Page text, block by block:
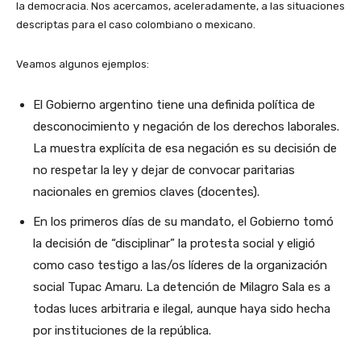
la democracia. Nos acercamos, aceleradamente, a las situaciones
descriptas para el caso colombiano o mexicano.
Veamos algunos ejemplos:
El Gobierno argentino tiene una definida política de
desconocimiento y negación de los derechos laborales.
La muestra explícita de esa negación es su decisión de
no respetar la ley y dejar de convocar paritarias
nacionales en gremios claves (docentes).
En los primeros días de su mandato, el Gobierno tomó
la decisión de “disciplinar” la protesta social y eligió
como caso testigo a las/os líderes de la organización
social Tupac Amaru. La detención de Milagro Sala es a
todas luces arbitraria e ilegal, aunque haya sido hecha
por instituciones de la república.